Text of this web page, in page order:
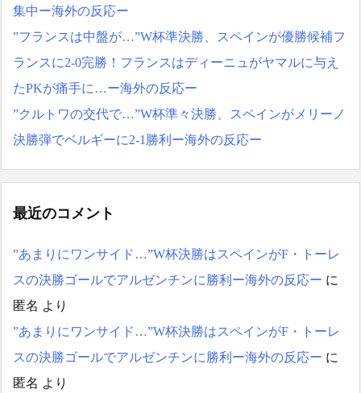
集中ー海外の反応ー
”フランスは中盤が…”W杯準決勝、スペインが優勝候補フ
ランスに2-0完勝！フランスはディーニュがヤマルに与え
たPKが痛手に…ー海外の反応ー
”クルトワの交代で…”W杯準々決勝、スペインがメリーノ
決勝弾でベルギーに2-1勝利ー海外の反応ー
最近のコメント
”あまりにワンサイド…”W杯決勝はスペインがF・トーレ
スの決勝ゴールでアルゼンチンに勝利ー海外の反応ー に
匿名 より
”あまりにワンサイド…”W杯決勝はスペインがF・トーレ
スの決勝ゴールでアルゼンチンに勝利ー海外の反応ー に
匿名 より